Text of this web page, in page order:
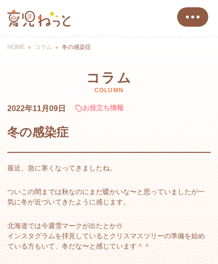
HOME コラム 冬の感染症
コラム
COLUMN
2022年11月09日 お役立ち情報
冬の感染症
最近、急に寒くなってきましたね。
ついこの間までは秋なのにまだ暖かいな〜と思っていましたが一
気に冬が近づいてきたように感じます。
北海道では今週雪マークが出たとか☃️
インスタグラムを拝見しているとクリスマスツリーの準備を始め
ている方もいて、冬だな〜と感じています＾＾